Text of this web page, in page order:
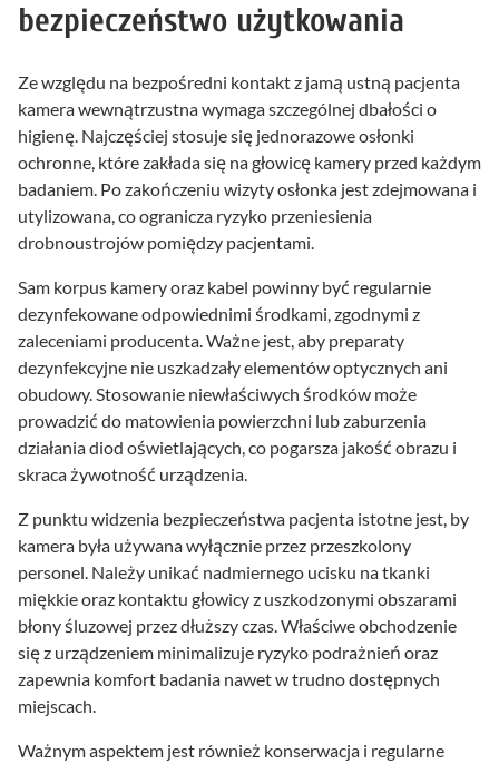
bezpieczeństwo użytkowania
Ze względu na bezpośredni kontakt z jamą ustną pacjenta
kamera wewnątrzustna wymaga szczególnej dbałości o
higienę. Najczęściej stosuje się jednorazowe osłonki
ochronne, które zakłada się na głowicę kamery przed każdym
badaniem. Po zakończeniu wizyty osłonka jest zdejmowana i
utylizowana, co ogranicza ryzyko przeniesienia
drobnoustrojów pomiędzy pacjentami.
Sam korpus kamery oraz kabel powinny być regularnie
dezynfekowane odpowiednimi środkami, zgodnymi z
zaleceniami producenta. Ważne jest, aby preparaty
dezynfekcyjne nie uszkadzały elementów optycznych ani
obudowy. Stosowanie niewłaściwych środków może
prowadzić do matowienia powierzchni lub zaburzenia
działania diod oświetlających, co pogarsza jakość obrazu i
skraca żywotność urządzenia.
Z punktu widzenia bezpieczeństwa pacjenta istotne jest, by
kamera była używana wyłącznie przez przeszkolony
personel. Należy unikać nadmiernego ucisku na tkanki
miękkie oraz kontaktu głowicy z uszkodzonymi obszarami
błony śluzowej przez dłuższy czas. Właściwe obchodzenie
się z urządzeniem minimalizuje ryzyko podrażnień oraz
zapewnia komfort badania nawet w trudno dostępnych
miejscach.
Ważnym aspektem jest również konserwacja i regularne